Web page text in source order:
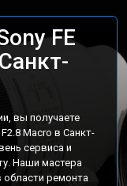
FE
вы получаете
Macro в Санкт-
сервиса и
Наши мастера
ремонта